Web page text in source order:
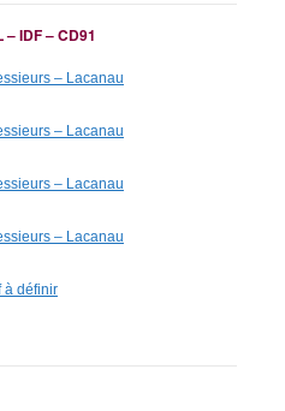
– IDF – CD91
– Lacanau
– Lacanau
– Lacanau
– Lacanau
à définir